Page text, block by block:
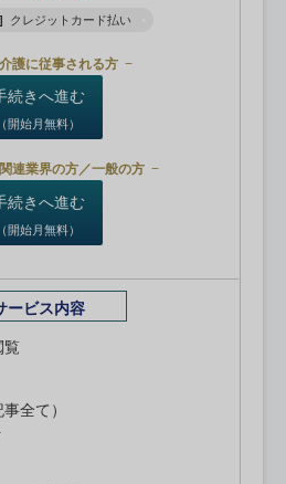
クレジットカード払い
護に従事される方
続きへ進む
（開始月無料）
連業界の方／一般の方
続きへ進む
（開始月無料）
ービス内容
覧
全て）